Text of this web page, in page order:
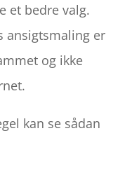
et bedre valg.
ansigtsmaling er
og ikke
kan se sådan